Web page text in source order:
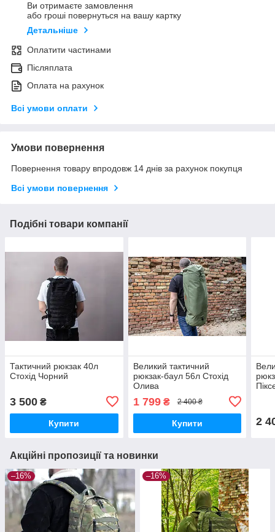
Ви отримаєте замовлення
або гроші повернуться на вашу картку
Детальніше
Оплатити частинами
Післяплата
Оплата на рахунок
Всі умови оплати
Умови повернення
Повернення товару впродовж 14 днів за рахунок покупця
Всі умови повернення
Подібні товари компанії
Тактичний рюкзак 40л
Стохід Чорний
3 500 ₴
Купити
Великий тактичний
рюкзак-баул 56л Стохід
Олива
1 799₴ 2 400 ₴
Купити 2
Акційні пропозиції та новинки
–16% –16%